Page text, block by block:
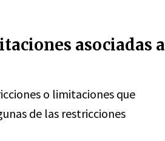
asociadas a
o limitaciones que
de las restricciones